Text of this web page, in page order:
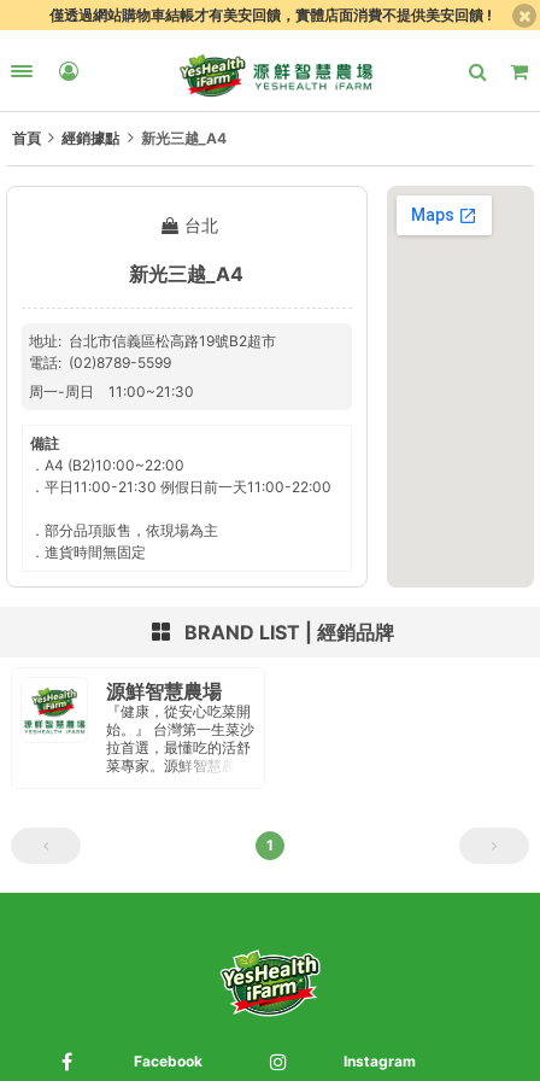
僅透過網站購物車結帳才有美安回饋，實體店面消費不提供美安回饋 !
首頁 經銷據點 新光三越_A4
台北
新光三越_A4
地址
台北市信義區松高路19號B2超市
電話
(02)8789-5599
周一-周日 11:00~21:30
備註
．A4 (B2)10:00~22:00
．平日11:00-21:30 例假日前一天11:00-22:00
．部分品項販售，依現場為主
．進貨時間無固定
BRAND LIST 經銷品牌
源鮮智慧農場
『健康，從安心吃菜開
始。』 台灣第一生菜沙
拉首選，最懂吃的活舒
菜專家。源鮮智慧農場
菌、沙門氏菌 為重點安
1
Facebook Instagram